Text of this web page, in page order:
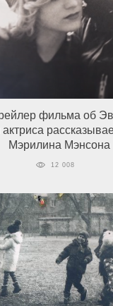
фильма об
Мэрилина Мэнсона
12 008